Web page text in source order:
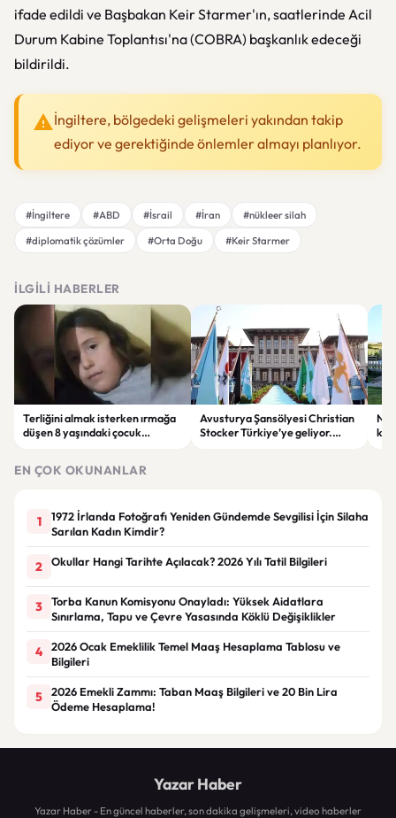
ifade edildi ve Başbakan Keir Starmer'ın, saatlerinde Acil
Durum Kabine Toplantısı'na (COBRA) başkanlık edeceği
bildirildi.
İngiltere, bölgedeki gelişmeleri yakından takip
ediyor ve gerektiğinde önlemler almayı planlıyor.
#İngiltere #ABD #İsrail #İran
#nükleer silah
#diplomatik çözümler
#Orta Doğu #Keir Starmer
İLGILI HABERLER
Terliğini almak isterken ırmağa
düşen 8 yaşındaki çocuk
Avusturya Şansölyesi Christian
Stocker Türkiye’ye geliyor.
EN ÇOK OKUNANLAR
1
1972 İrlanda Fotoğrafı Yeniden Gündemde Sevgilisi İçin Silaha
Sarılan Kadın Kimdir?
2 Okullar Hangi Tarihte Açılacak? 2026 Yılı Tatil Bilgileri
3
Torba Kanun Komisyonu Onayladı: Yüksek Aidatlara
Sınırlama, Tapu ve Çevre Yasasında Köklü Değişiklikler
4
2026 Ocak Emeklilik Temel Maaş Hesaplama Tablosu ve
Bilgileri
5
2026 Emekli Zammı: Taban Maaş Bilgileri ve 20 Bin Lira
Ödeme Hesaplama!
Yazar Haber
Yazar Haber - En güncel haberler, son dakika gelişmeleri, video haberler